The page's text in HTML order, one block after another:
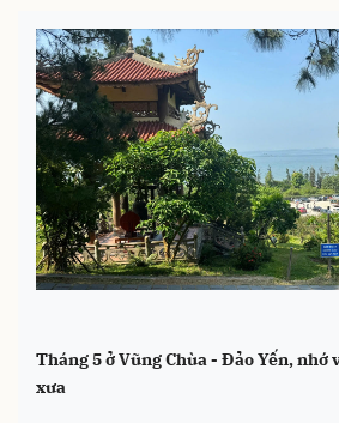
Tháng 5 ở Vũng Chùa - Đảo Yến,
xưa